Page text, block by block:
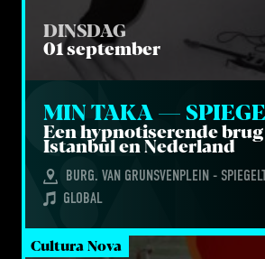
DINSDAG
01 september
MIN TAKA —
Een hyp­no­ti­se­ren­de
Istan­bul en Nederland
BURG. VAN GRUNSVENPLEIN -
GLOBAL
Cultura Nova